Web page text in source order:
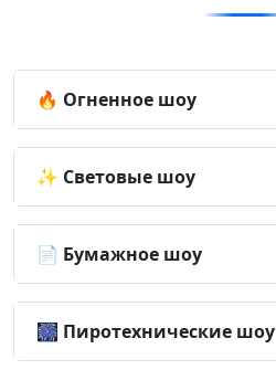
🔥 Огненное шоу
✨ Световые шоу
📄 Бумажное шоу
🎆 Пиротехнические шоу